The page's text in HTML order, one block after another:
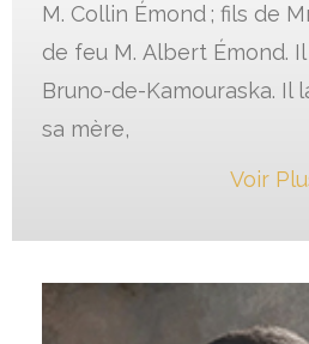
M. Collin Émond ; fils de
de feu M. Albert Émond.
Bruno-de-Kamouraska. Il
sa mère,
Voir